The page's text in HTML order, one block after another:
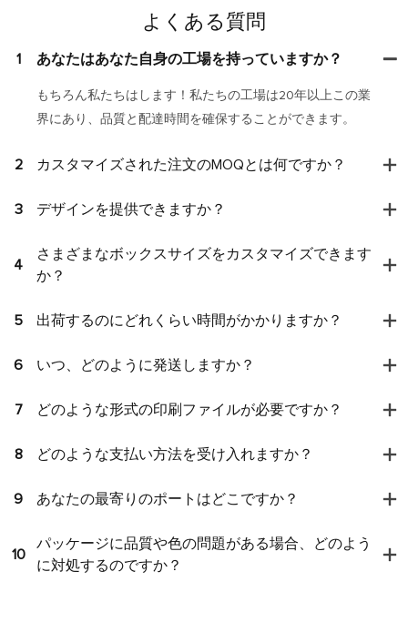
よくある質問
1 あなたはあなた自身の工場を持っていますか？
もちろん私たちはします！私たちの工場は20年以上この業
界にあり、品質と配達時間を確保することができます。
2 カスタマイズされた注文のMOQとは何ですか？
3 デザインを提供できますか？
4
さまざまなボックスサイズをカスタマイズできます
か？
5 出荷するのにどれくらい時間がかかりますか？
6 いつ、どのように発送しますか？
7 どのような形式の印刷ファイルが必要ですか？
8 どのような支払い方法を受け入れますか？
9 あなたの最寄りのポートはどこですか？
10
パッケージに品質や色の問題がある場合、どのよう
に対処するのですか？